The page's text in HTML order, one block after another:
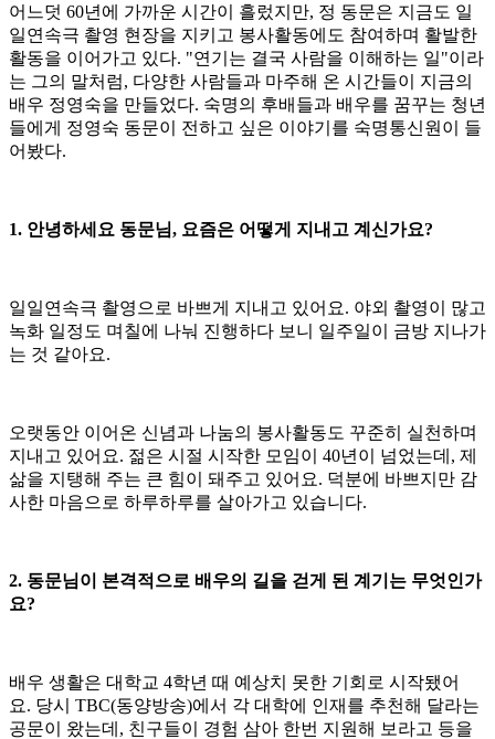
어느덧 60년에 가까운 시간이 흘렀지만, 정 동문은 지금도 일
일연속극 촬영 현장을 지키고 봉사활동에도 참여하며 활발한
활동을 이어가고 있다. "연기는 결국 사람을 이해하는 일"이라
는 그의 말처럼, 다양한 사람들과 마주해 온 시간들이 지금의
배우 정영숙을 만들었다. 숙명의 후배들과 배우를 꿈꾸는 청년
들에게 정영숙 동문이 전하고 싶은 이야기를 숙명통신원이 들
어봤다.
1. 안녕하세요 동문님, 요즘은 어떻게 지내고 계신가요?
일일연속극 촬영으로 바쁘게 지내고 있어요. 야외 촬영이 많고
녹화 일정도 며칠에 나눠 진행하다 보니 일주일이 금방 지나가
는 것 같아요.
오랫동안 이어온 신념과 나눔의 봉사활동도 꾸준히 실천하며
지내고 있어요. 젊은 시절 시작한 모임이 40년이 넘었는데, 제
삶을 지탱해 주는 큰 힘이 돼주고 있어요. 덕분에 바쁘지만 감
사한 마음으로 하루하루를 살아가고 있습니다.
2. 동문님이 본격적으로 배우의 길을 걷게 된 계기는 무엇인가
요?
배우 생활은 대학교 4학년 때 예상치 못한 기회로 시작됐어
요. 당시 TBC(동양방송)에서 각 대학에 인재를 추천해 달라는
공문이 왔는데, 친구들이 경험 삼아 한번 지원해 보라고 등을